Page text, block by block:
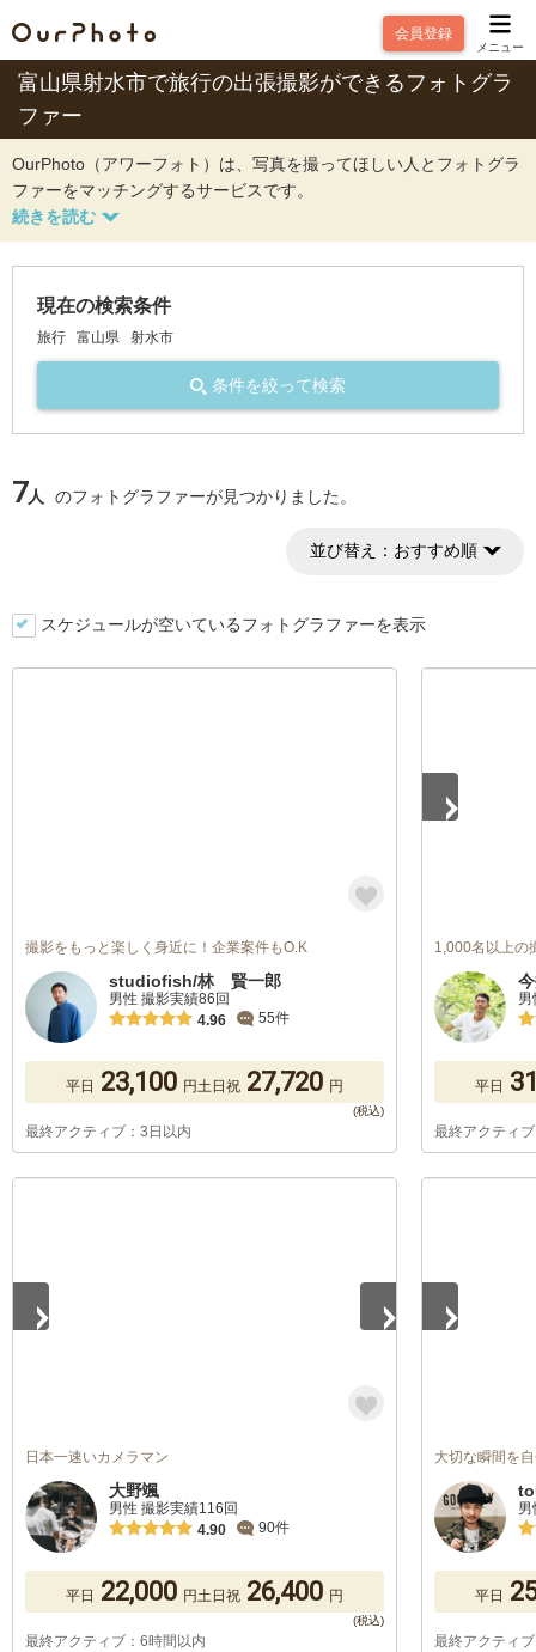
会員登録
メニュー
富山県射水市で旅行の出張撮影ができるフォトグラ
ファー
OurPhoto（アワーフォト）は、写真を撮ってほしい人とフォトグラ
ファーをマッチングするサービスです。
現在の検索条件
旅行 富山県 射水市
条件を絞って検索
7人 のフォトグラファーが見つかりました。
並び替え： おすすめ順
スケジュールが空いているフォトグラファーを表示
撮影をもっと楽しく身近に！企業案件もO.K
studiofish/林 賢一郎
男性 撮影実績86回
4.96
55件
平日 23,100 円土日祝 27,720 円
最終アクティブ：3日以内
1,000名以上の
平日
最終アクティ
日本一速いカメラマン
大野颯
男性 撮影実績116回
4.90
90件
平日 22,000 円土日祝 26,400 円
最終アクティブ：6時間以内
大切な瞬間を
平日
最終アクティ